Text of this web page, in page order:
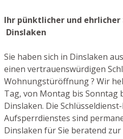
Ihr pünktlicher und ehrlicher
Dinslaken
Sie haben sich in Dinslaken
einen vertrauenswürdigen
Wohnungstüröffnung ? Wir
Tag, von Montag bis
Dinslaken. Die
Aufsperrdienstes sind
Dinslaken für Sie beratend zur